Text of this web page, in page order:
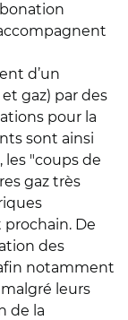
d’un
gaz) par des
pour la
sont ainsi
les "coups de
gaz très
prochain. De
des
notamment
leurs
de la